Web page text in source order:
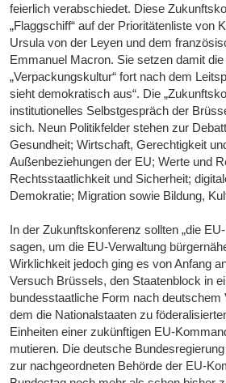
feierlich verabschiedet. Diese
„Flaggschiff“ auf der Prioritätenliste von
Ursula von der Leyen und dem
Emmanuel Macron. Sie setzen damit
„Verpackungskultur“ fort nach dem
sieht demokratisch aus“. Die
institutionelles Selbstgespräch der
sich. Neun Politikfelder stehen zur
Gesundheit; Wirtschaft, Gerechtigkeit
Außenbeziehungen der EU; Werte und
Rechtsstaatlichkeit und Sicherheit;
Demokratie; Migration sowie Bildung,
In der Zukunftskonferenz sollten „die
sagen, um die EU-Verwaltung
Wirklichkeit jedoch ging es von Anfang
Versuch Brüssels, den Staatenblock in
bundesstaatliche Form nach deutschem
dem die Nationalstaaten zu
Einheiten einer zukünftigen EU-
mutieren. Die deutsche
zur nachgeordneten Behörde der EU-